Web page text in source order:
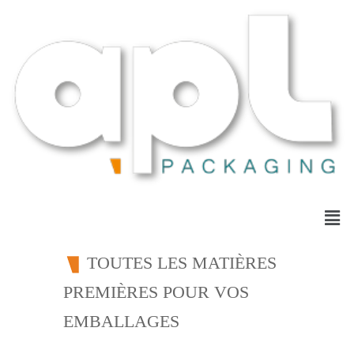
TOUTES LES MATIÈRES
PREMIÈRES POUR VOS
EMBALLAGES